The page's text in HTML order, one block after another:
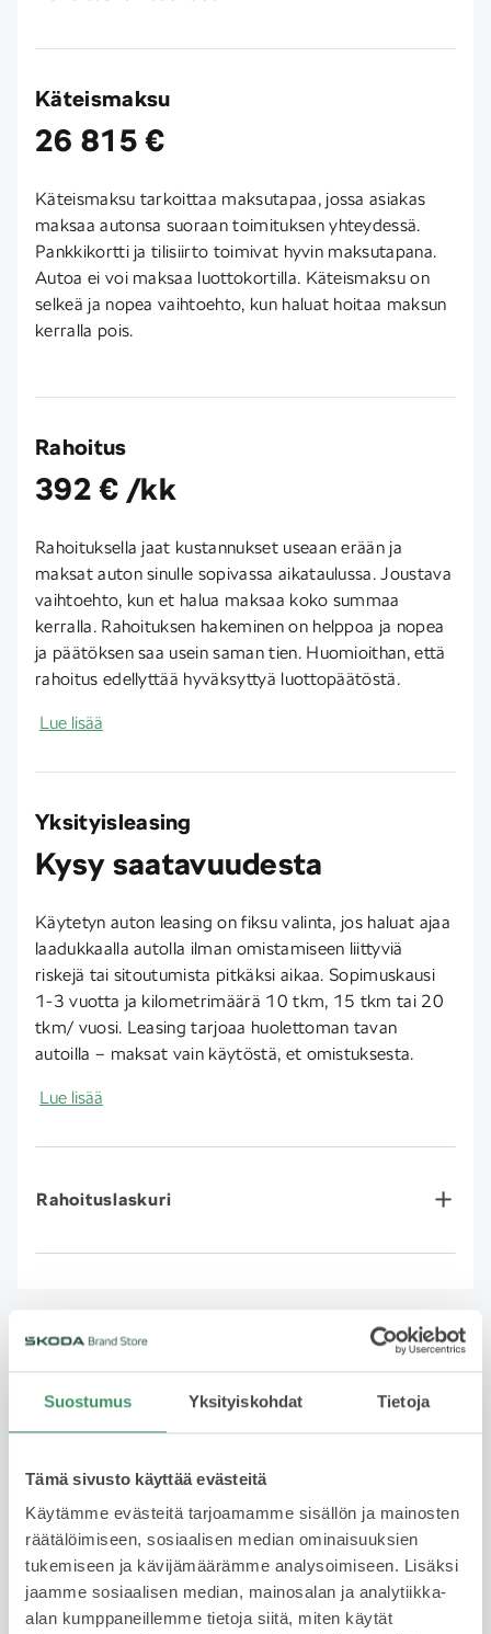
Suostumus Yksityiskohdat Tietoja
Tämä sivusto käyttää evästeitä
Käytämme evästeitä tarjoamamme sisällön ja mainosten
räätälöimiseen, sosiaalisen median ominaisuuksien
tukemiseen ja kävijämäärämme analysoimiseen. Lisäksi
jaamme sosiaalisen median, mainosalan ja analytiikka-
alan kumppaneillemme tietoja siitä, miten käytät
Käteismaksu
26 815 €
Käteismaksu tarkoittaa maksutapaa, jossa asiakas
maksaa autonsa suoraan toimituksen yhteydessä.
Pankkikortti ja tilisiirto toimivat hyvin maksutapana.
Autoa ei voi maksaa luottokortilla. Käteismaksu on
selkeä ja nopea vaihtoehto, kun haluat hoitaa maksun
kerralla pois.
Rahoitus
392 € /kk
Rahoituksella jaat kustannukset useaan erään ja
maksat auton sinulle sopivassa aikataulussa. Joustava
vaihtoehto, kun et halua maksaa koko summaa
kerralla. Rahoituksen hakeminen on helppoa ja nopea
ja päätöksen saa usein saman tien. Huomioithan, että
rahoitus edellyttää hyväksyttyä luottopäätöstä.
Lue lisää
Yksityisleasing
Kysy saatavuudesta
Käytetyn auton leasing on fiksu valinta, jos haluat ajaa
laadukkaalla autolla ilman omistamiseen liittyviä
riskejä tai sitoutumista pitkäksi aikaa. Sopimuskausi
1-3 vuotta ja kilometrimäärä 10 tkm, 15 tkm tai 20
tkm/ vuosi. Leasing tarjoaa huolettoman tavan
autoilla – maksat vain käytöstä, et omistuksesta.
Lue lisää
Rahoituslaskuri
Jätä yhteydenottopyyntö